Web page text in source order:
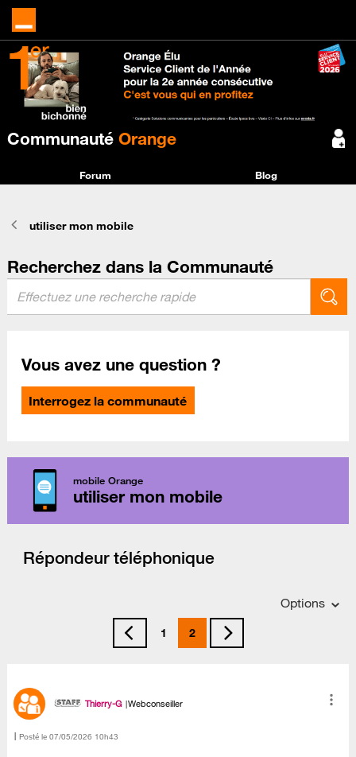
Communauté Orange
Forum Blog
utiliser mon mobile
Recherchez dans la Communauté
Vous avez une question ?
Interrogez la communauté
mobile Orange
utiliser mon mobile
Répondeur téléphonique
Options
1 2
Thierry-G Webconseiller
Posté le ‎07/05/2026 10h43